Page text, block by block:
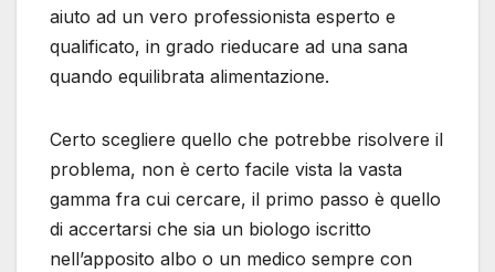
aiuto ad un vero professionista esperto e
qualificato, in grado rieducare ad una sana
quando equilibrata alimentazione.
Certo scegliere quello che potrebbe risolvere il
problema, non è certo facile vista la vasta
gamma fra cui cercare, il primo passo è quello
di accertarsi che sia un biologo iscritto
nell’apposito albo o un medico sempre con